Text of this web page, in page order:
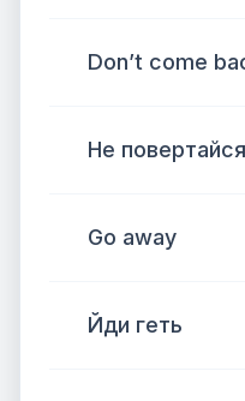
Don’t come
Не
Go away
Йди геть